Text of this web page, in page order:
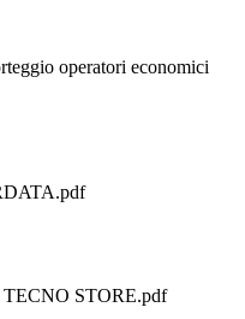
operatori economici
STORE.pdf